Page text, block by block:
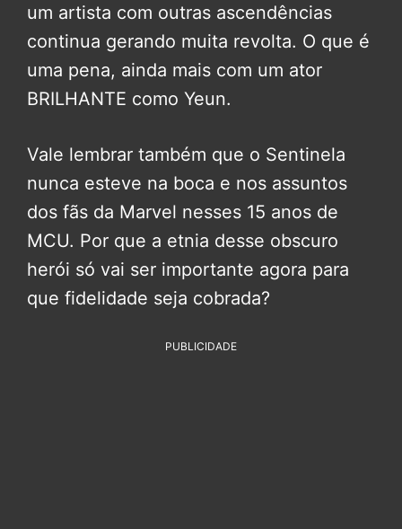
um artista com outras ascendências
continua gerando muita revolta. O que é
uma pena, ainda mais com um ator
BRILHANTE como Yeun.
Vale lembrar também que o Sentinela
nunca esteve na boca e nos assuntos
dos fãs da Marvel nesses 15 anos de
MCU. Por que a etnia desse obscuro
herói só vai ser importante agora para
que fidelidade seja cobrada?
PUBLICIDADE